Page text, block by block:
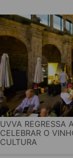
UVVA REGRESSA
CELEBRAR O
CULTURA